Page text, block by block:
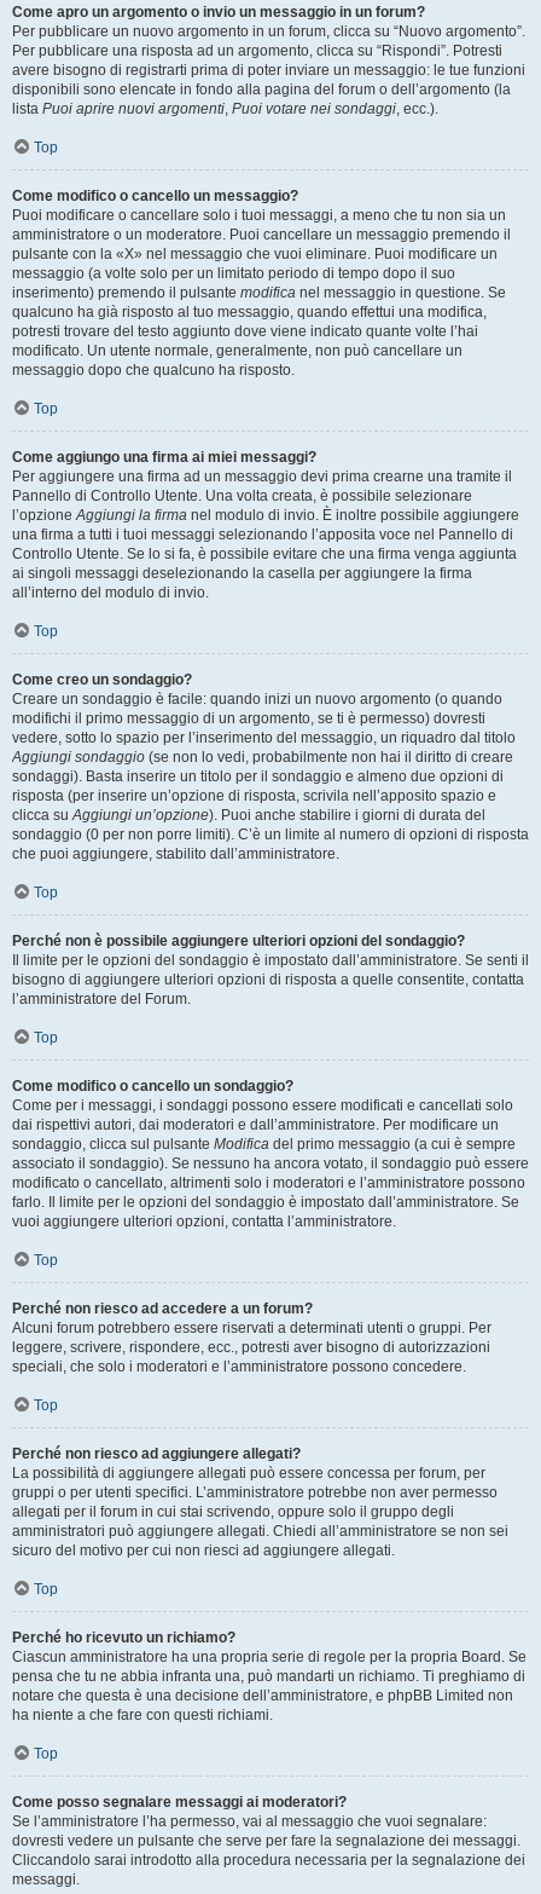
Come apro un argomento o invio un messaggio in un forum?
Per pubblicare un nuovo argomento in un forum, clicca su “Nuovo argomento”.
Per pubblicare una risposta ad un argomento, clicca su “Rispondi”. Potresti
avere bisogno di registrarti prima di poter inviare un messaggio: le tue funzioni
disponibili sono elencate in fondo alla pagina del forum o dell’argomento (la
lista Puoi aprire nuovi argomenti, Puoi votare nei sondaggi, ecc.).
Top
Come modifico o cancello un messaggio?
Puoi modificare o cancellare solo i tuoi messaggi, a meno che tu non sia un
amministratore o un moderatore. Puoi cancellare un messaggio premendo il
pulsante con la «X» nel messaggio che vuoi eliminare. Puoi modificare un
messaggio (a volte solo per un limitato periodo di tempo dopo il suo
inserimento) premendo il pulsante modifica nel messaggio in questione. Se
qualcuno ha già risposto al tuo messaggio, quando effettui una modifica,
potresti trovare del testo aggiunto dove viene indicato quante volte l’hai
modificato. Un utente normale, generalmente, non può cancellare un
messaggio dopo che qualcuno ha risposto.
Top
Come aggiungo una firma ai miei messaggi?
Per aggiungere una firma ad un messaggio devi prima crearne una tramite il
Pannello di Controllo Utente. Una volta creata, è possibile selezionare
l’opzioneAggiungi la firma nel modulo di invio. È inoltre possibile aggiungere
una firma a tutti i tuoi messaggi selezionando l’apposita voce nel Pannello di
Controllo Utente. Se lo si fa, è possibile evitare che una firma venga aggiunta
ai singoli messaggi deselezionando la casella per aggiungere la firma
all’interno del modulo di invio.
Top
Come creo un sondaggio?
Creare un sondaggio è facile: quando inizi un nuovo argomento (o quando
modifichi il primo messaggio di un argomento, se ti è permesso) dovresti
vedere, sotto lo spazio per l’inserimento del messaggio, un riquadro dal titolo
Aggiungi sondaggio (se non lo vedi, probabilmente non hai il diritto di creare
sondaggi). Basta inserire un titolo per il sondaggio e almeno due opzioni di
risposta (per inserire un’opzione di risposta, scrivila nell’apposito spazio e
clicca suAggiungi un’opzione). Puoi anche stabilire i giorni di durata del
sondaggio (0 per non porre limiti). C’è un limite al numero di opzioni di risposta
che puoi aggiungere, stabilito dall’amministratore.
Top
Perché non è possibile aggiungere ulteriori opzioni del sondaggio?
Il limite per le opzioni del sondaggio è impostato dall’amministratore. Se senti il
bisogno di aggiungere ulteriori opzioni di risposta a quelle consentite, contatta
l’amministratore del Forum.
Top
Come modifico o cancello un sondaggio?
Come per i messaggi, i sondaggi possono essere modificati e cancellati solo
dai rispettivi autori, dai moderatori e dall’amministratore. Per modificare un
sondaggio, clicca sul pulsante Modifica del primo messaggio (a cui è sempre
associato il sondaggio). Se nessuno ha ancora votato, il sondaggio può essere
modificato o cancellato, altrimenti solo i moderatori e l’amministratore possono
farlo. Il limite per le opzioni del sondaggio è impostato dall’amministratore. Se
vuoi aggiungere ulteriori opzioni, contatta l’amministratore.
Top
Perché non riesco ad accedere a un forum?
Alcuni forum potrebbero essere riservati a determinati utenti o gruppi. Per
leggere, scrivere, rispondere, ecc., potresti aver bisogno di autorizzazioni
speciali, che solo i moderatori e l’amministratore possono concedere.
Top
Perché non riesco ad aggiungere allegati?
La possibilità di aggiungere allegati può essere concessa per forum, per
gruppi o per utenti specifici. L’amministratore potrebbe non aver permesso
allegati per il forum in cui stai scrivendo, oppure solo il gruppo degli
amministratori può aggiungere allegati. Chiedi all’amministratore se non sei
sicuro del motivo per cui non riesci ad aggiungere allegati.
Top
Perché ho ricevuto un richiamo?
Ciascun amministratore ha una propria serie di regole per la propria Board. Se
pensa che tu ne abbia infranta una, può mandarti un richiamo. Ti preghiamo di
notare che questa è una decisione dell’amministratore, e phpBB Limited non
ha niente a che fare con questi richiami.
Top
Come posso segnalare messaggi ai moderatori?
Se l’amministratore l’ha permesso, vai al messaggio che vuoi segnalare:
dovresti vedere un pulsante che serve per fare la segnalazione dei messaggi.
Cliccandolo sarai introdotto alla procedura necessaria per la segnalazione dei
messaggi.